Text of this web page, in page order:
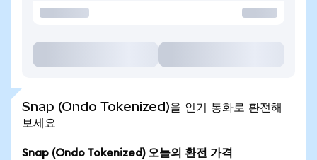
Snap (Ondo Tokenized)을 인기 통화로 환전해
보세요
Snap (Ondo Tokenized) 오늘의 환전 가격